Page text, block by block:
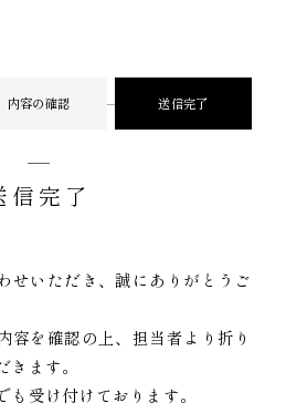
内容の確認 送信完了
信完了
せいただき、誠にありがとうご
容を確認の上、担当者より折り
ます。
受け付けております。